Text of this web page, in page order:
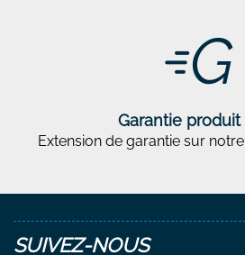
Garantie produit
Extension de garantie sur
SUIVEZ-NOUS